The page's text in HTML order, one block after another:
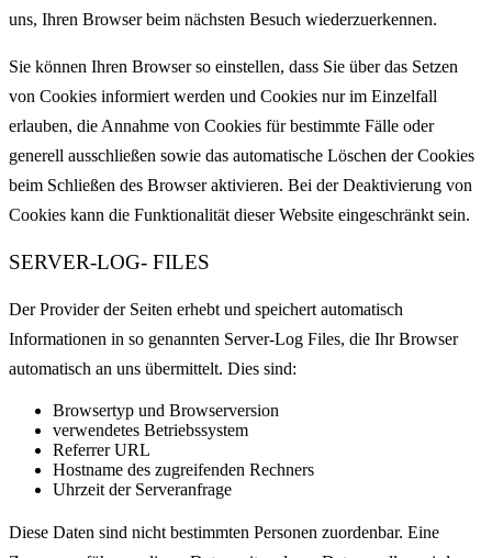
uns, Ihren Browser beim nächsten Besuch wiederzuerkennen.
Sie können Ihren Browser so einstellen, dass Sie über das Setzen
von Cookies informiert werden und Cookies nur im Einzelfall
erlauben, die Annahme von Cookies für bestimmte Fälle oder
generell ausschließen sowie das automatische Löschen der Cookies
beim Schließen des Browser aktivieren. Bei der Deaktivierung von
Cookies kann die Funktionalität dieser Website eingeschränkt sein.
SERVER-LOG- FILES
Der Provider der Seiten erhebt und speichert automatisch
Informationen in so genannten Server-Log Files, die Ihr Browser
automatisch an uns übermittelt. Dies sind:
Browsertyp und Browserversion
verwendetes Betriebssystem
Referrer URL
Hostname des zugreifenden Rechners
Uhrzeit der Serveranfrage
Diese Daten sind nicht bestimmten Personen zuordenbar. Eine